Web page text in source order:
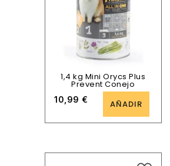
1,4 kg Mini Orycs Plus
Prevent Conejo
10,99 € AÑADIR